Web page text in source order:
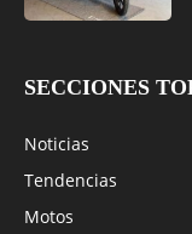
SECCIONES
Noticias
Tendencias
Motos